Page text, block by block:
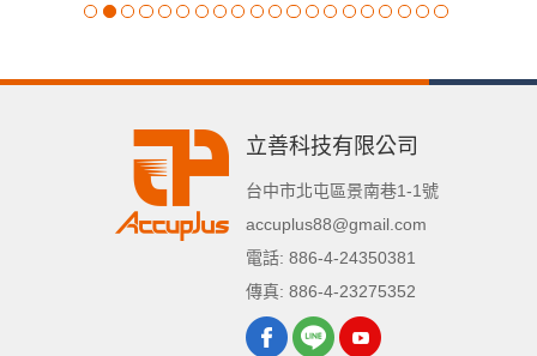
立善科技有限公司
台中市北屯區景南巷1-1號
accuplus88@gmail.com
電話: 886-4-24350381
傳真: 886-4-23275352